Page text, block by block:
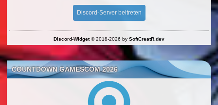
Discord-Server beitreten
Discord-Widget© 2018-2026 by SoftCreatR.dev
COUNTDOWN GAMESCOM 2026